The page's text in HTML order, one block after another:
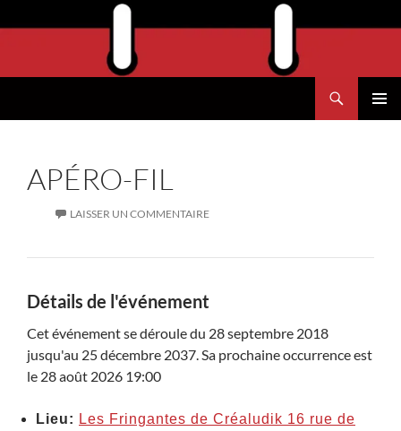
au
APÉRO-FIL
LAISSER UN COMMENTAIRE
Détails de l'événement
Cet événement se déroule du 28 septembre 2018
jusqu'au 25 décembre 2037. Sa prochaine occurrence est
le 28 août 2026 19:00
Lieu: Les Fringantes de Créaludik 16 rue de